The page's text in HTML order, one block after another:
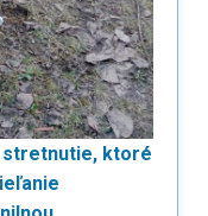
stretnutie, ktoré